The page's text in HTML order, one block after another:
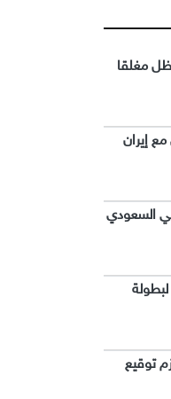
مغلقا
إيران
السعودي
توقيع